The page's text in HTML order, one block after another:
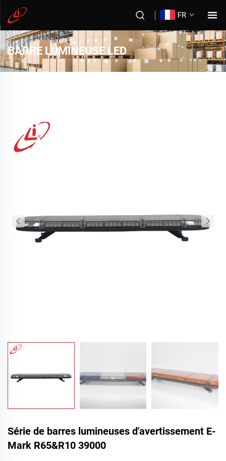
FR
BARRE LUMINEUSE LED
Série de barres lumineuses d'avertissement E-
Mark R65&R10 39000